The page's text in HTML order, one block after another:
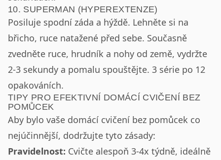
10. SUPERMAN (HYPEREXTENZE)
Posiluje spodní záda a hýždě. Lehněte si na
břicho, ruce natažené před sebe. Současně
zvedněte ruce, hrudník a nohy od země, vydržte
2-3 sekundy a pomalu spouštějte. 3 série po 12
opakováních.
TIPY PRO EFEKTIVNÍ DOMÁCÍ CVIČENÍ BEZ
POMŮCEK
Aby bylo vaše domácí cvičení bez pomůcek co
nejúčinnější, dodržujte tyto zásady:
Pravidelnost: Cvičte alespoň 3-4x týdně, ideálně